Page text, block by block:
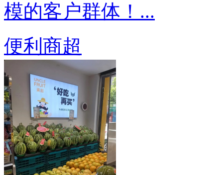
模的客户群体！...
便利商超